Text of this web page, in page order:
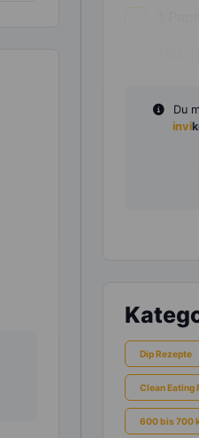
Du
invi
Dip Rezepte
Clean Eating
600 bis 700